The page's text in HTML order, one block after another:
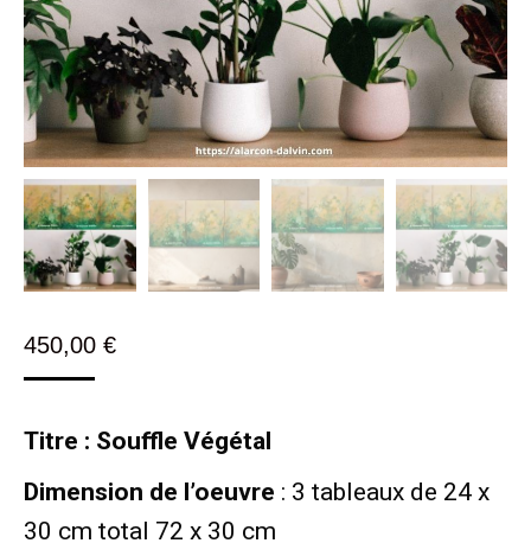
450,00 €
Titre : Souffle Végétal
Dimension de l’oeuvre : 3 tableaux de 24 x
30 cm total 72 x 30 cm